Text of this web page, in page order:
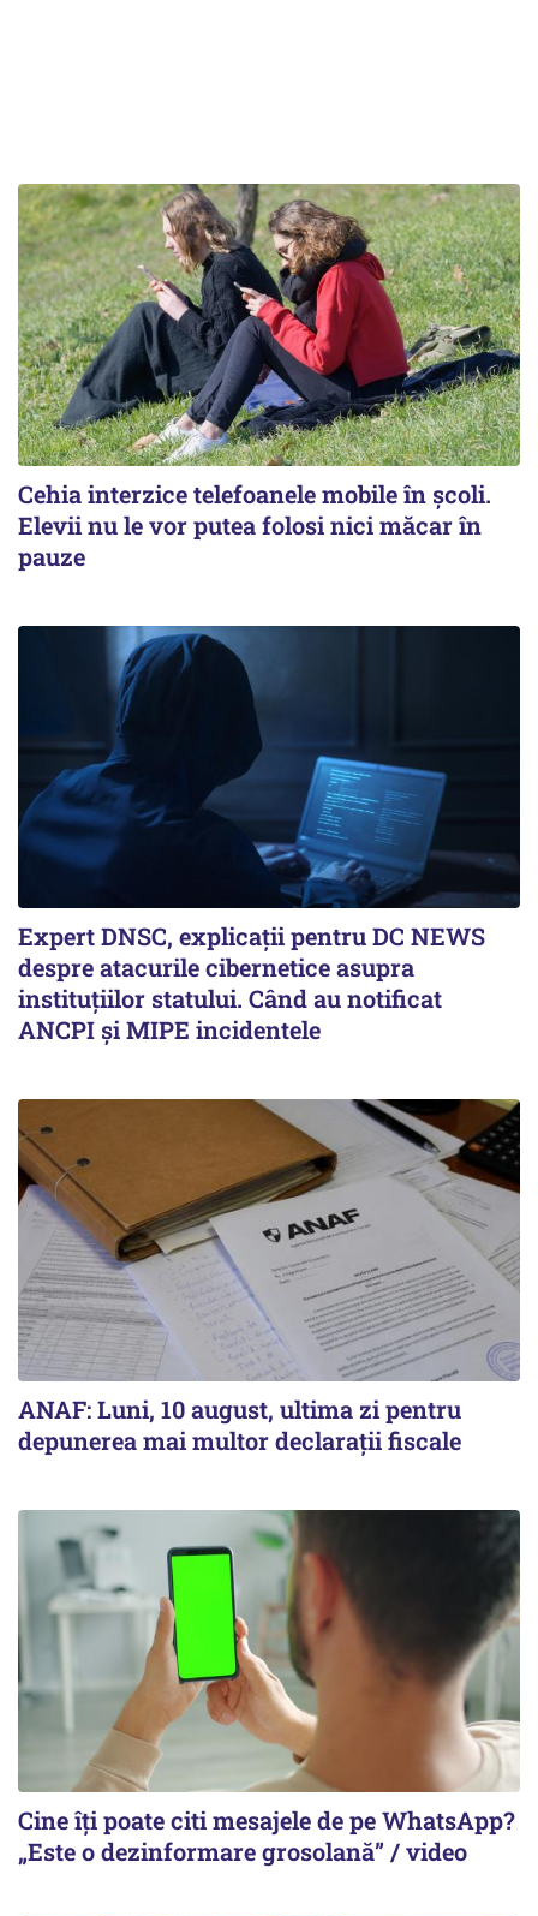
Cehia interzice telefoanele mobile în școli.
Elevii nu le vor putea folosi nici măcar în
pauze
Expert DNSC, explicații pentru DC NEWS
despre atacurile cibernetice asupra
instituțiilor statului. Când au notificat
ANCPI și MIPE incidentele
ANAF: Luni, 10 august, ultima zi pentru
depunerea mai multor declarații fiscale
Cine îți poate citi mesajele de pe WhatsApp?
„Este o dezinformare grosolană” / video